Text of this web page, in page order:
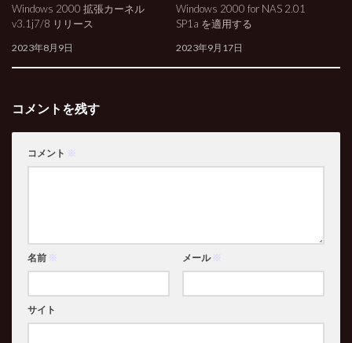
Windows 2000 拡張カーネル
v3.1j7/8 リリース
2023年8月9日
Windows 2000 for NAS 2.01
SP1a を適用する
2023年9月17日
コメントを残す
コメント ※
名前 ※ メール ※
サイト